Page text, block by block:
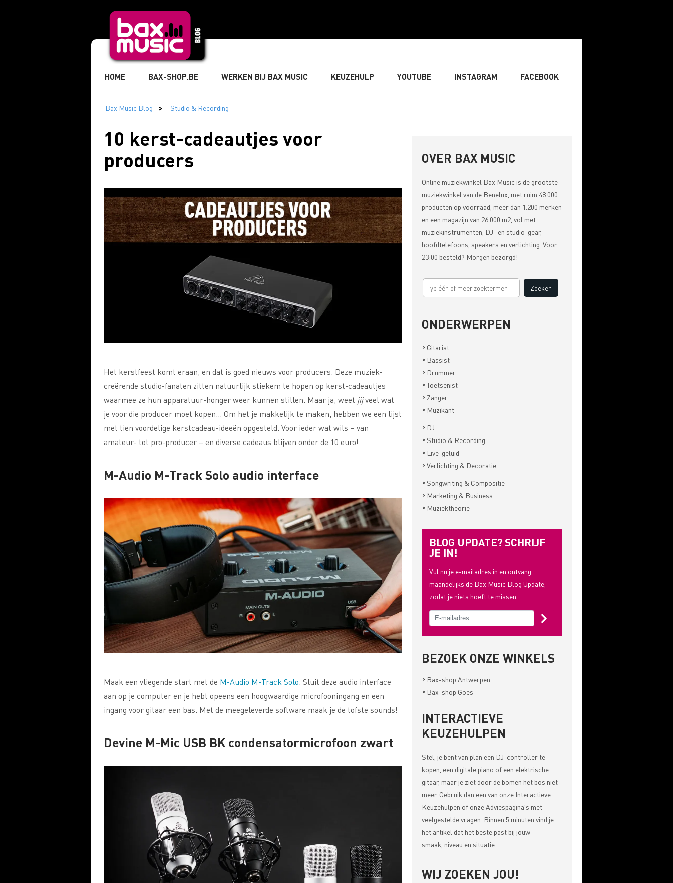
HOME BAX-SHOP.BE WERKEN BIJ BAX MUSIC KEUZEHULP YOUTUBE INSTAGRAM FACEBOOK
» GITARIST
» STUDIO & RECORDING » SONGWRITING & COMPOSITIE
10 kerst-cadeautjes voor
producers
Het kerstfeest komt eraan, en dat is goed nieuws voor producers. Deze muziek-
creërende studio-fanaten zitten natuurlijk stiekem te hopen op kerst-cadeautjes
waarmee ze hun apparatuur-honger weer kunnen stillen. Maar ja, weet jijveel wat
je voor die producer moet kopen… Om het je makkelijk te maken, hebben we een lijst
met tien voordelige kerstcadeau-ideeën opgesteld. Voor ieder wat wils – van
amateur- tot pro-producer – en diverse cadeaus blijven onder de 10 euro!
M-Audio M-Track Solo audio interface
Maak een vliegende start met de M-Audio M-Track Solo . Sluit deze audio interface
aan op je computer en je hebt opeens een hoogwaardige microfooningang en een
ingang voor gitaar een bas. Met de meegeleverde software maak je de tofste sounds!
Devine M-Mic USB BK condensatormicrofoon zwart
OVER BAX MUSIC
Online muziekwinkel Bax Music is de grootste
muziekwinkel van de Benelux, met ruim 48.000
producten op voorraad, meer dan 1.200 merken
en een magazijn van 26.000 m2, vol met
muziekinstrumenten, DJ- en studio-gear,
hoofdtelefoons, speakers en verlichting. Voor
23:00 besteld? Morgen bezorgd!
ONDERWERPEN
> Gitarist
> Bassist
> Drummer
>Toetsenist
> Zanger
> Muzikant
> DJ
> Studio & Recording
> Live-geluid
>Verlichting & Decoratie
> Songwriting & Compositie
> Marketing & Business
> Muziektheorie
BLOG UPDATE? SCHRIJF
JE IN!
Vul nu je e-mailadres in en ontvang
maandelijks de Bax Music Blog Update,
zodat je niets hoeft te missen.
BEZOEK ONZE WINKELS
> Bax-shop Antwerpen
> Bax-shop Goes
INTERACTIEVE
KEUZEHULPEN
Stel, je bent van plan een DJ-controller te
kopen, een digitale piano of een elektrische
gitaar, maar je ziet door de bomen het bos niet
meer. Gebruik dan een van onze Interactieve
Keuzehulpen of onze Adviespagina's met
veelgestelde vragen . Binnen 5 minuten vind je
het artikel dat het beste past bij jouw
smaak, niveau en situatie.
WIJ ZOEKEN JOU!